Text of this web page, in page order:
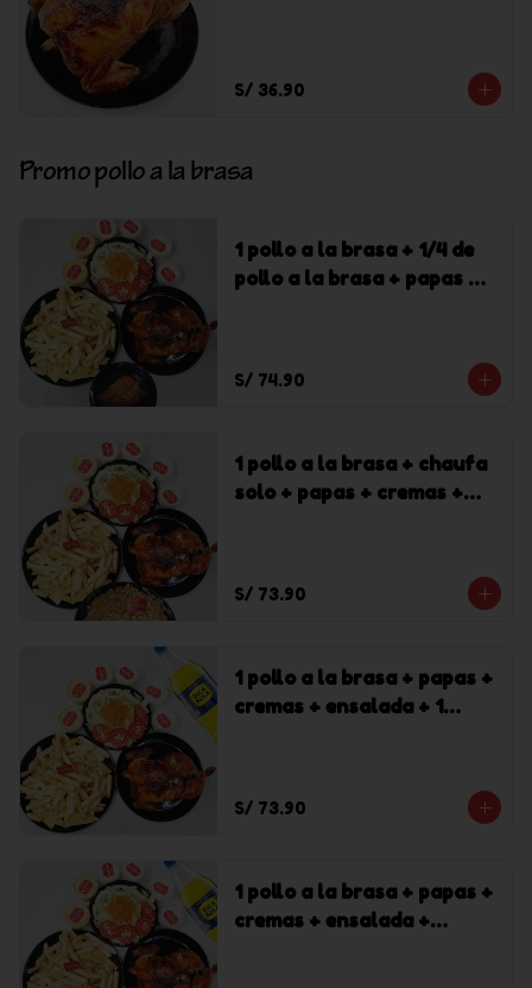
S/ 36.90
Promo pollo a la brasa
1 pollo a la brasa + 1/4 de
pollo a la brasa + papas +
S/ 74.90
1 pollo a la brasa + chaufa
solo + papas + cremas +
S/ 73.90
1 pollo a la brasa + papas +
cremas + ensalada + 1
S/ 73.90
1 pollo a la brasa + papas +
cremas + ensalada +